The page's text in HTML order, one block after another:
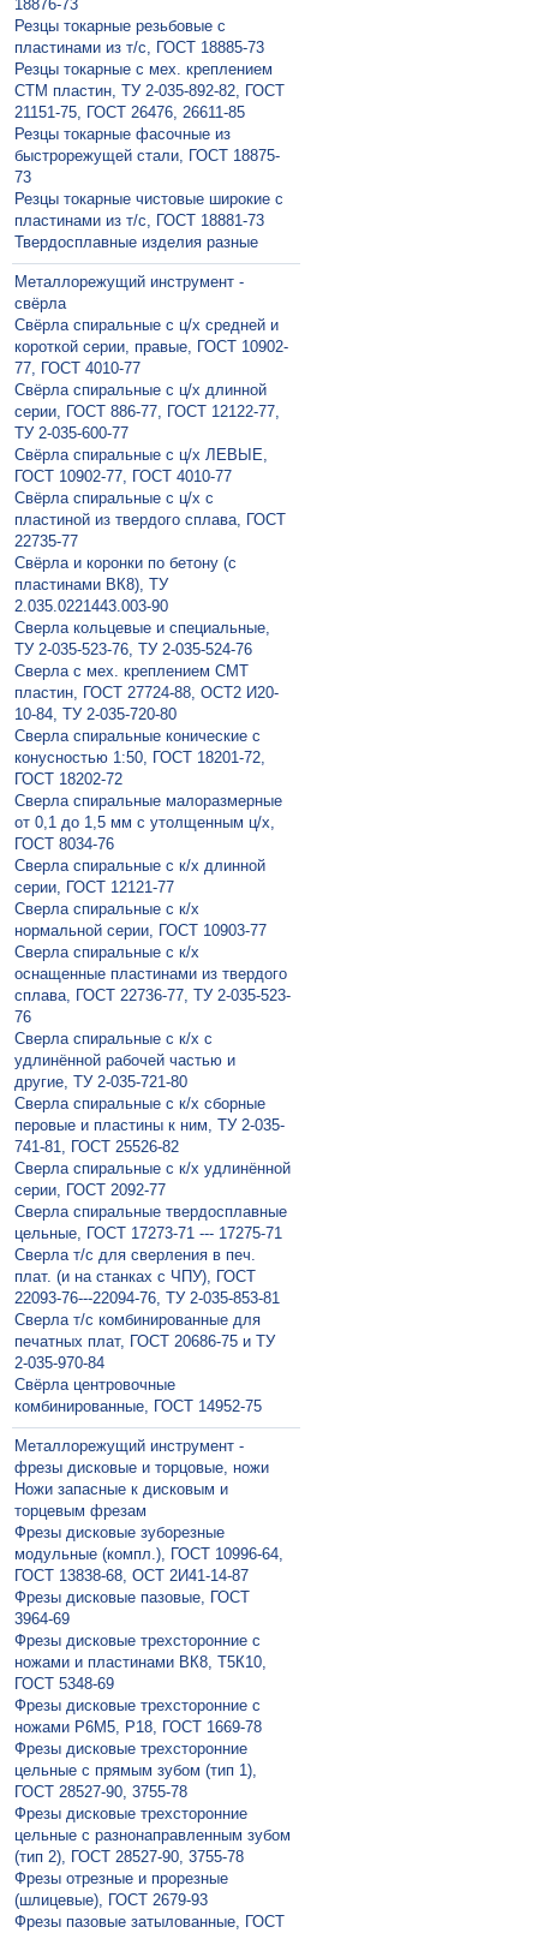
18876-73
Резцы токарные резьбовые с
пластинами из т/с, ГОСТ 18885-73
Резцы токарные с мех. креплением
СТМ пластин, ТУ 2-035-892-82, ГОСТ
21151-75, ГОСТ 26476, 26611-85
Резцы токарные фасочные из
быстрорежущей стали, ГОСТ 18875-
73
Резцы токарные чистовые широкие с
пластинами из т/с, ГОСТ 18881-73
Твердосплавные изделия разные
Металлорежущий инструмент -
свёрла
Свёрла спиральные с ц/х средней и
короткой серии, правые, ГОСТ 10902-
77, ГОСТ 4010-77
Свёрла спиральные с ц/х длинной
серии, ГОСТ 886-77, ГОСТ 12122-77,
ТУ 2-035-600-77
Свёрла спиральные с ц/х ЛЕВЫЕ,
ГОСТ 10902-77, ГОСТ 4010-77
Свёрла спиральные с ц/х с
пластиной из твердого сплава, ГОСТ
22735-77
Свёрла и коронки по бетону (с
пластинами ВК8), ТУ
2.035.0221443.003-90
Сверла кольцевые и специальные,
ТУ 2-035-523-76, ТУ 2-035-524-76
Сверла с мех. креплением СМТ
пластин, ГОСТ 27724-88, ОСТ2 И20-
10-84, ТУ 2-035-720-80
Сверла спиральные конические с
конусностью 1:50, ГОСТ 18201-72,
ГОСТ 18202-72
Сверла спиральные малоразмерные
от 0,1 до 1,5 мм с утолщенным ц/х,
ГОСТ 8034-76
Сверла спиральные с к/х длинной
серии, ГОСТ 12121-77
Сверла спиральные с к/х
нормальной серии, ГОСТ 10903-77
Сверла спиральные с к/х
оснащенные пластинами из твердого
сплава, ГОСТ 22736-77, ТУ 2-035-523-
76
Сверла спиральные с к/х с
удлинённой рабочей частью и
другие, ТУ 2-035-721-80
Сверла спиральные с к/х сборные
перовые и пластины к ним, ТУ 2-035-
741-81, ГОСТ 25526-82
Сверла спиральные с к/х удлинённой
серии, ГОСТ 2092-77
Сверла спиральные твердосплавные
цельные, ГОСТ 17273-71 --- 17275-71
Сверла т/с для сверления в печ.
плат. (и на станках с ЧПУ), ГОСТ
22093-76---22094-76, ТУ 2-035-853-81
Сверла т/с комбинированные для
печатных плат, ГОСТ 20686-75 и ТУ
2-035-970-84
Свёрла центровочные
комбинированные, ГОСТ 14952-75
Металлорежущий инструмент -
фрезы дисковые и торцовые, ножи
Ножи запасные к дисковым и
торцевым фрезам
Фрезы дисковые зуборезные
модульные (компл.), ГОСТ 10996-64,
ГОСТ 13838-68, ОСТ 2И41-14-87
Фрезы дисковые пазовые, ГОСТ
3964-69
Фрезы дисковые трехсторонние с
ножами и пластинами ВК8, Т5К10,
ГОСТ 5348-69
Фрезы дисковые трехсторонние с
ножами Р6М5, Р18, ГОСТ 1669-78
Фрезы дисковые трехсторонние
цельные с прямым зубом (тип 1),
ГОСТ 28527-90, 3755-78
Фрезы дисковые трехсторонние
цельные с разнонаправленным зубом
(тип 2), ГОСТ 28527-90, 3755-78
Фрезы отрезные и прорезные
(шлицевые), ГОСТ 2679-93
Фрезы пазовые затылованные, ГОСТ